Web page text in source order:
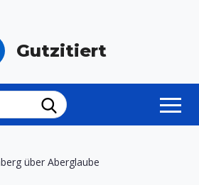
Gutzitiert
über Aberglaube